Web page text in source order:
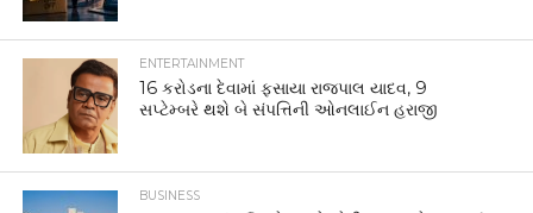
ENTERTAINMENT
16 કરોડના દેવામાં ફસાયા રાજપાલ યાદવ, 9
સપ્ટેમ્બરે થશે બે સંપત્તિની ઓનલાઈન હરાજી
BUSINESS